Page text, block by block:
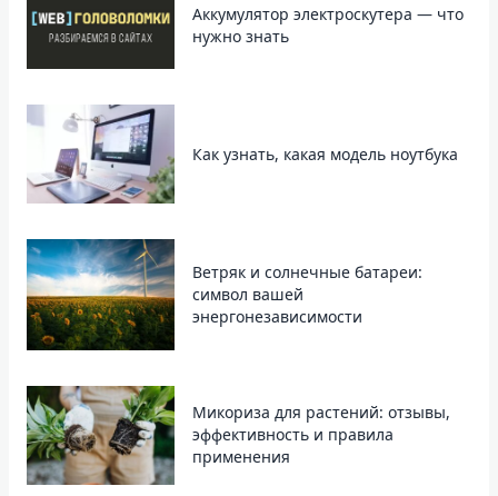
Аккумулятор электроскутера — что
нужно знать
Как узнать, какая модель ноутбука
Ветряк и солнечные батареи:
cимвол вашей
энергонезависимости
Микориза для растений: отзывы,
эффективность и правила
применения